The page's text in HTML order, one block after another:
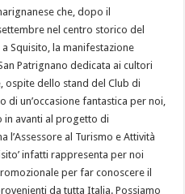
che, dopo il
nel centro storico del
Squisito, la manifestazione
Patrignano dedicata ai cultori
ospite dello stand del Club di
di un’occasione fantastica per noi,
in avanti al progetto di
al Turismo e Attività
infatti rappresenta per noi
per far conoscere il
da tutta Italia. Possiamo